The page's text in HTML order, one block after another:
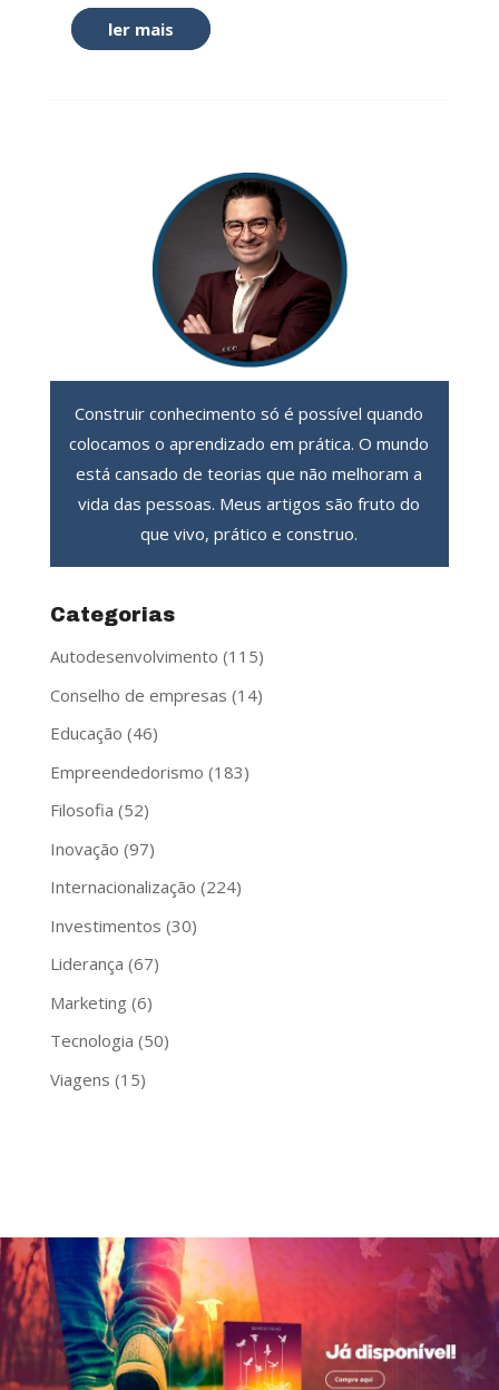
ler mais
Construir conhecimento só é possível quando
colocamos o aprendizado em prática. O mundo
está cansado de teorias que não melhoram a
vida das pessoas. Meus artigos são fruto do
que vivo, prático e construo.
Categorias
Autodesenvolvimento (115)
Conselho de empresas (14)
Educação (46)
Empreendedorismo (183)
Filosofia (52)
Inovação (97)
Internacionalização (224)
Investimentos (30)
Liderança (67)
Marketing (6)
Tecnologia (50)
Viagens (15)